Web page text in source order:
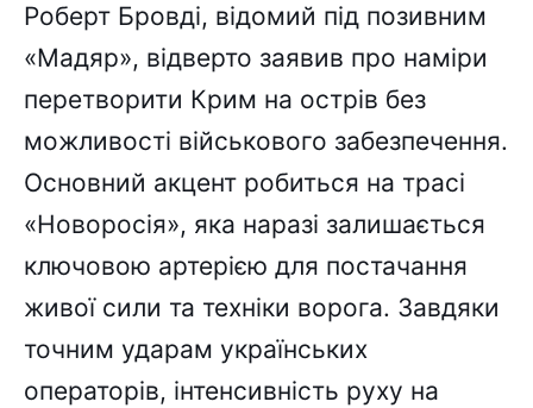
Роберт Бровді, відомий під позивним
«Мадяр», відверто заявив про наміри
перетворити Крим на острів без
можливості військового забезпечення.
Основний акцент робиться на трасі
«Новоросія», яка наразі залишається
ключовою артерією для постачання
живої сили та техніки ворога. Завдяки
точним ударам українських
операторів, інтенсивність руху на